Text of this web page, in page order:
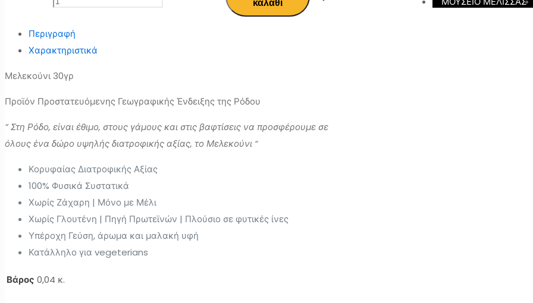
καλάθι
Περιγραφή
Χαρακτηριστικά
Μελεκούνι 30γρ
Προϊόν Προστατευόμενης Γεωγραφικής Ένδειξης της Ρόδου
” Στη Ρόδο, είναι έθιμο, στους γάμους και στις βαφτίσεις να προσφέρουμε σε
όλους ένα δώρο υψηλής διατροφικής αξίας, το Μελεκούνι “
Κορυφαίας Διατροφικής Αξίας
100% Φυσικά Συστατικά
Χωρίς Ζάχαρη | Μόνο με Μέλι
Χωρίς Γλουτένη | Πηγή Πρωτεϊνών | Πλούσιο σε φυτικές ίνες
Υπέροχη Γεύση, άρωμα και μαλακή υφή
Κατάλληλο για vegeterians
Βάρος 0,04 κ.